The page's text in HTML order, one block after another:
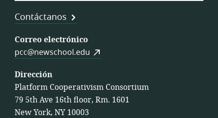
Contáctanos
Correo electrónico
pcc@newschool.edu
Dirección
Platform Cooperativism Consortium
79 5th Ave 16th floor, Rm. 1601
New York, NY 10003